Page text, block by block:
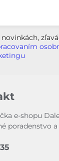
e-shopu
poradenstvo a